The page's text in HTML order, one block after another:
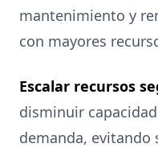
mantenimiento y
con mayores
Escalar recursos
disminuir
demanda, evitando